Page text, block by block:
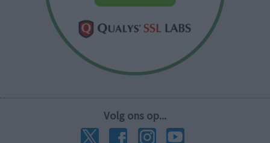
Volg ons op...